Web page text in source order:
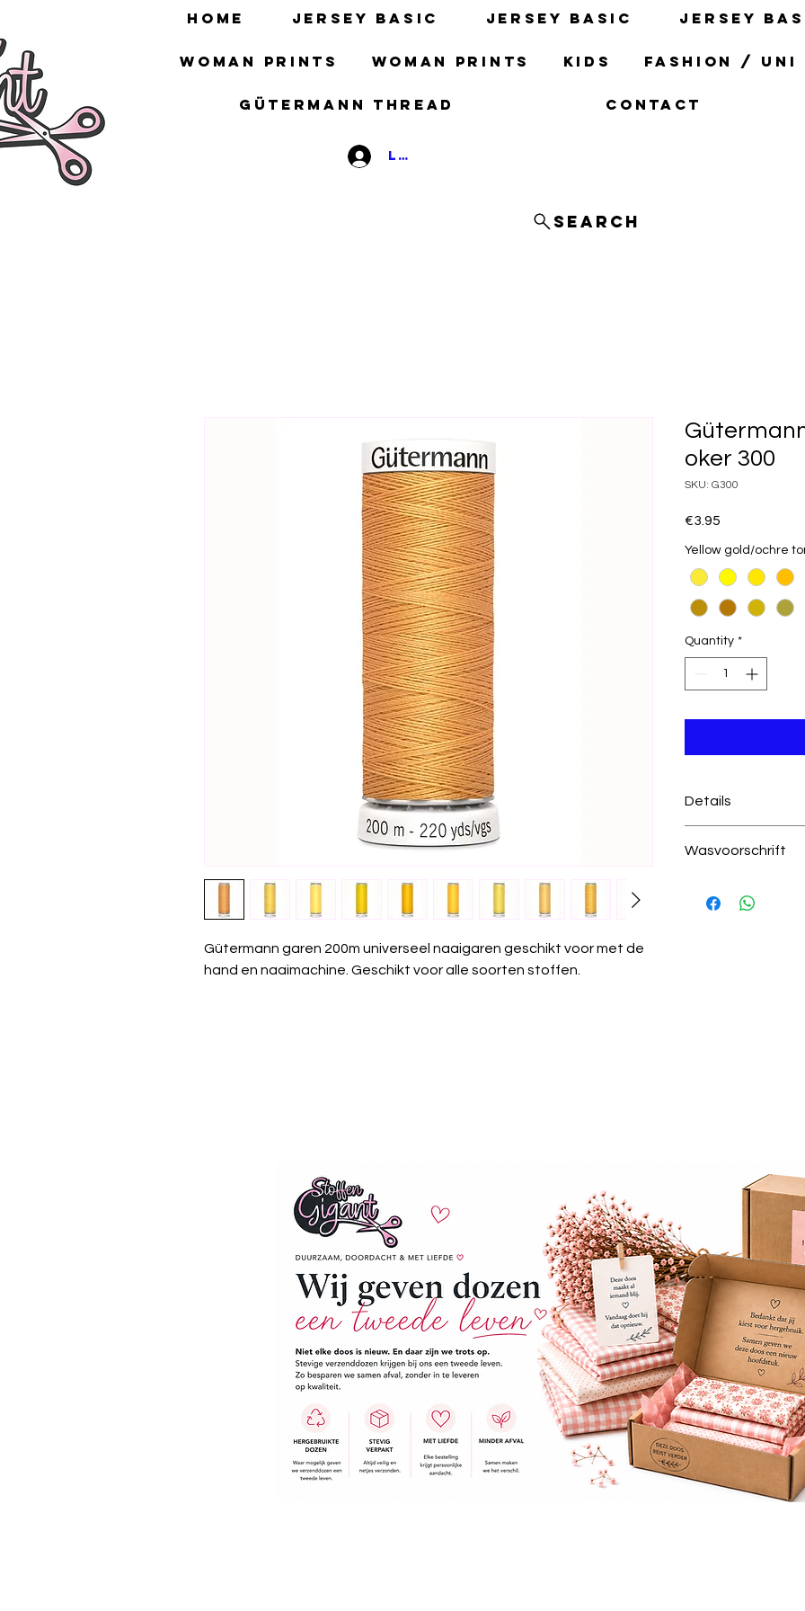
HOME Jersey basic Jersey basic Jersey
Woman prints Woman prints Kids fashion / uni
gütermann thread Contact
Log In
Search
Gütermann garen 200m universeel naaigaren geschikt voor met de
hand en naaimachine. Geschikt voor alle soorten stoffen.
oker 300
SKU: G300
€3.95
Yellow gold/ochre
Quantity *
Details
100% polyester
Wasvoorschrift
wastemperatuur.